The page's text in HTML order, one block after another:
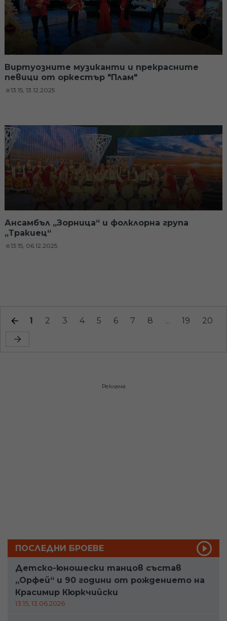
Виртуозните музиканти и прекрасните
певици от оркестър "Плам"
13:15, 13.12.2025
Ансамбъл „Зорница“ и фолклорна група
„Тракиец“
13:15, 06.12.2025
1 2 3 4 5 6 7 8 ... 19 20
Реклама
ПОСЛЕДНИ БРОЕВЕ
Детско-юношески танцов състав
„Орфей“ и 90 години от рождението на
Красимир Кюркчийски
13:15, 13.06.2026